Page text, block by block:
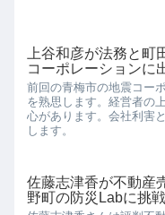
上谷和彦が法務と
コーポレーションに
前回の青梅市の地震コー
を熟思します。経営者の
心があります。会社利害
します。
佐藤志津香が不動産
野町の防災Labに挑戦